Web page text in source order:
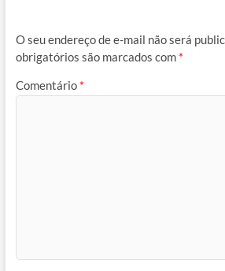
O seu endereço de e-mail não será
obrigatórios são marcados com *
Comentário *